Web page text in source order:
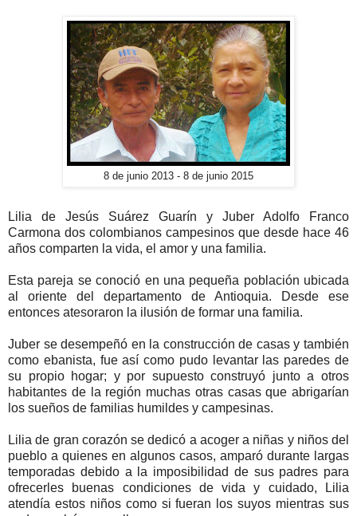
8 de junio 2013 - 8 de junio 2015
Lilia de Jesús Suárez Guarín y Juber Adolfo Franco
Carmona dos colombianos campesinos que desde hace 46
años comparten la vida, el amor y una familia.
Esta pareja se conoció en una pequeña población ubicada
al oriente del departamento de Antioquia. Desde ese
entonces atesoraron la ilusión de formar una familia.
Juber se desempeñó en la construcción de casas y también
como ebanista, fue así como pudo levantar las paredes de
su propio hogar; y por supuesto construyó junto a otros
habitantes de la región muchas otras casas que abrigarían
los sueños de familias humildes y campesinas.
Lilia de gran corazón se dedicó a acoger a niñas y niños del
pueblo a quienes en algunos casos, amparó durante largas
temporadas debido a la imposibilidad de sus padres para
ofrecerles buenas condiciones de vida y cuidado, Lilia
atendía estos niños como si fueran los suyos mientras sus